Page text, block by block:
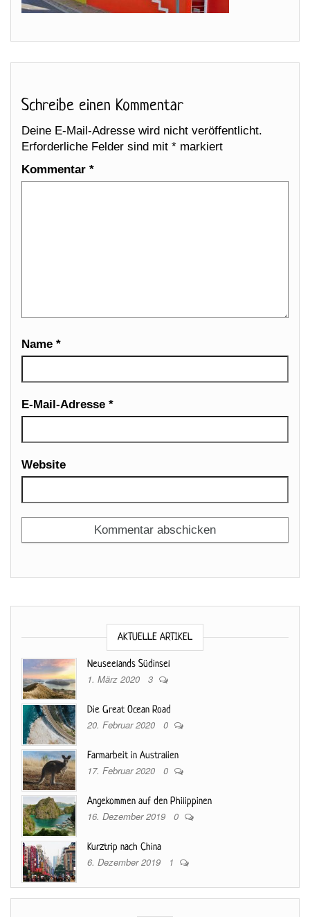
Schreibe einen Kommentar
Deine E-Mail-Adresse wird nicht veröffentlicht.
Erforderliche Felder sind mit * markiert
Kommentar *
Name *
E-Mail-Adresse *
Website
AKTUELLE ARTIKEL
Neuseelands Südinsel
1. März 2020 3
Die Great Ocean Road
20. Februar 2020 0
Farmarbeit in Australien
17. Februar 2020 0
Angekommen auf den Philippinen
16. Dezember 2019 0
Kurztrip nach China
6. Dezember 2019 1